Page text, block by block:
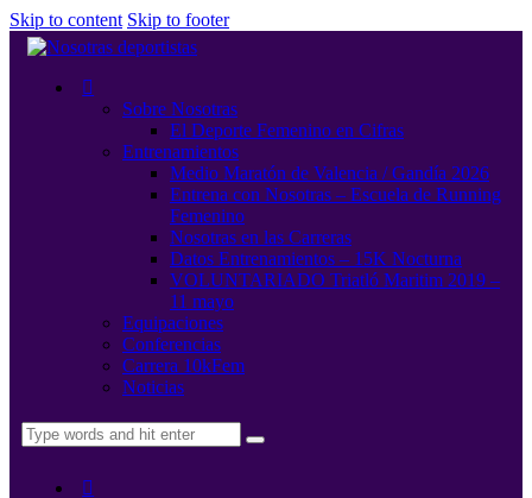
Skip to content Skip to footer
Sobre Nosotras
El Deporte Femenino en Cifras
Entrenamientos
Medio Maratón de Valencia / Gandía 2026
Entrena con Nosotras – Escuela de Running
Femenino
Nosotras en las Carreras
Datos Entrenamientos – 15K Nocturna
VOLUNTARIADO Triatló Maritim 2019 –
11 mayo
Equipaciones
Conferencias
Carrera 10kFem
Noticias